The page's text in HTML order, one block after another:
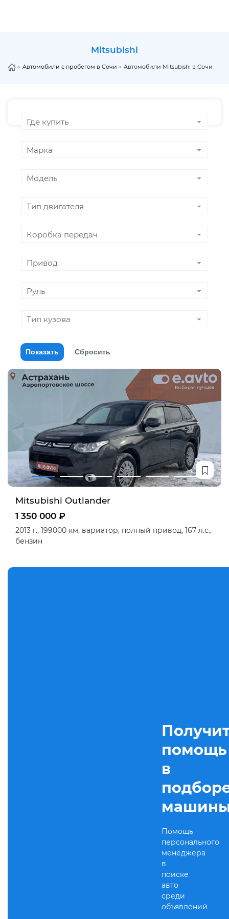
mitsubishi
Автомобили с пробегом в Сочи Автомобили Mitsubishi в Сочи
Где купить
Марка
Модель
Тип двигателя
Коробка передач
Привод
Руль
Тип кузова
Mitsubishi Outlander
1 350 000 ₽
2013 г., 199000 км, вариатор, полный привод, 167 л.с.,
бензин
помощь
в
Помощь
персонального
менеджера
в
поиске
авто
среди
объявлений